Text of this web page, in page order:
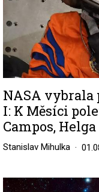
NASA
I: K Měsíci
Campos,
Stanislav Mihulka
Image